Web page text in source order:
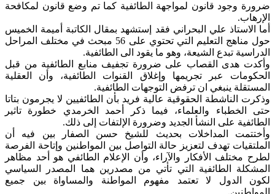
ضرورة وجود قانون لمواجهة الطائفية كما تم وضع قانون لمكافحة
الإرهاب.
أما الاستاذ علي البحراني فقد إستشهد بمقال الكاتبة أميمة الخميس
حول مناهج التعليم التي تحتوي على 56 مبحث في مختلف المراحل
الدراسية تبدع الشيعة، وهو ما يقود الى الطائفية.
وأكدت هدى القصاب على ضرورة تجفيف منابع الطائفية من قبل
الحكومات عبر تجريمها وإغلاق القنوات الطائفية، وأن العقلية
المستقلة ينبغي ان ترفض التوجهات الطائفية.
وذكرت الناشطة الحقوقية عالية فريد بأن الطائفيين لا يجرمون بتاتا
حتى الخطباء والعلماء، فيما ذكر أحمد الخرمدي خطورة تاثير
الطائفية على النشأ الجديد وضرورة الإلتفات إلى ذلك.
وأختتمت المداخلات بحديث للشيخ حسن الصفار بين فيه أن
الملتقيات تهدف لتعزيز حالة التواصل بين المواطنين وإتاحة الفرصة
لطرح مختلف الأفكار والآراء، وأن الإعلام الطائفي هو أحد مظاهر
المشكلة الطائفية التي تأتي من مصدرين هما المصدر السياسي
لكون الدول لا تعتمد مفهوم المواطنة والمساواة بين جميع
المواطنين.